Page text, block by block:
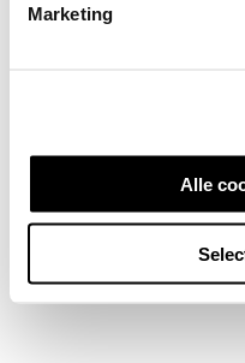
Marketing
Alle